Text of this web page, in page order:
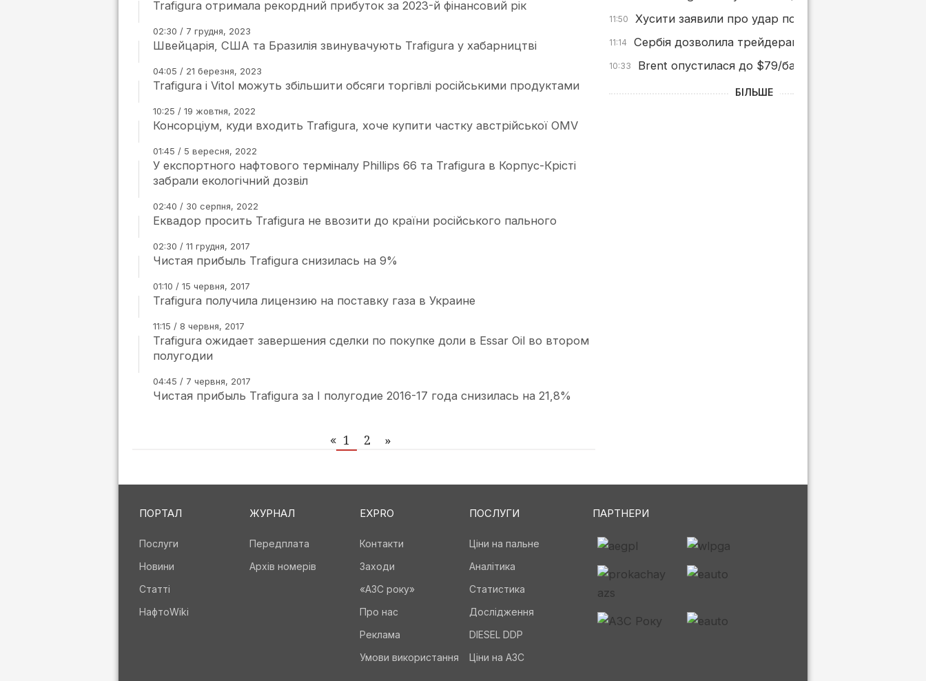
Trafigura отримала рекордний прибуток за 2023-й фінансовий рік
02:30 / 7 грудня, 2023
Швейцарія, США та Бразилія звинувачують Trafigura у хабарництві
04:05 / 21 березня, 2023
Trafigura і Vitol можуть збільшити обсяги торгівлі російськими продуктами
10:25 / 19 жовтня, 2022
Консорціум, куди входить Trafigura, хоче купити частку австрійської OMV
01:45 / 5 вересня, 2022
У експортного нафтового терміналу Phillips 66 та Trafigura в Корпус-Крісті
забрали екологічний дозвіл
02:40 / 30 серпня, 2022
Еквадор просить Trafigura не ввозити до країни російського пального
02:30 / 11 грудня, 2017
Чистая прибыль Trafigura снизилась на 9%
01:10 / 15 червня, 2017
Trafigura получила лицензию на поставку газа в Украине
11:15 / 8 червня, 2017
Trafigura ожидает завершения сделки по покупке доли в Essar Oil во втором
полугодии
04:45 / 7 червня, 2017
Чистая прибыль Trafigura за I полугодие 2016-17 года снизилась на 21,8%
« 1 2 »
11:50 Хусити заявили про удар по саудівському
11:14 Сербія дозволила трейдерам переробляти нафту
10:33 Brent опустилася до $79/бар. після заяв Трампа
БІЛЬШЕ
ПОРТАЛ
Послуги
Новини
Статті
НафтоWiki
ЖУРНАЛ
Передплата
Архів номерів
EXPRO
Контакти
Заходи
«АЗС року»
Про нас
Реклама
Умови використання
ПОСЛУГИ
Ціни на пальне
Аналітика
Статистика
Дослідження
DIESEL DDP
Ціни на АЗС
ПАРТНЕРИ